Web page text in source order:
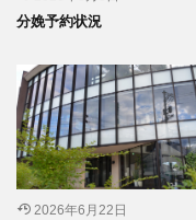
分娩予約状況
2026年6月22日